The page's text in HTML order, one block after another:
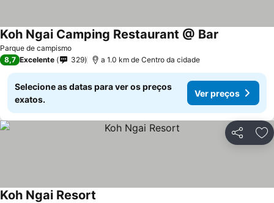
Parque de campismo
Koh Ngai Camping Restaurant @ Bar
8,7 Excelente 329 a 1.0 km de Centro da cidade
Selecione as datas para ver os preços
exatos.
Ver preços
Partilhar
Koh Ngai Resort